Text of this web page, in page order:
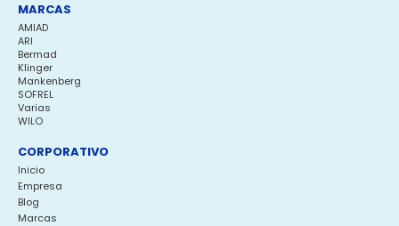
MARCAS
AMIAD
ARI
Bermad
Klinger
Mankenberg
SOFREL
Varias
WILO
CORPORATIVO
Inicio
Empresa
Blog
Marcas